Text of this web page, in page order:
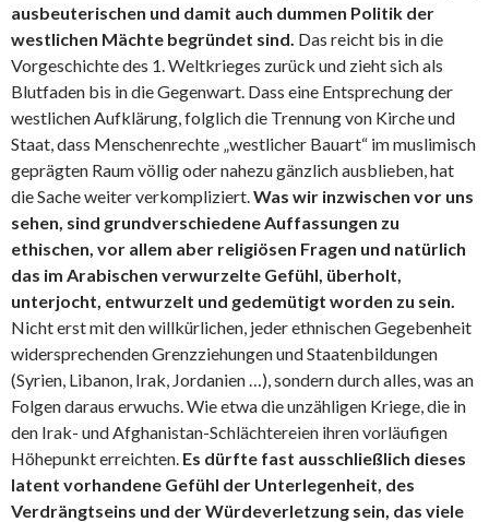
ausbeuterischen und damit auch dummen Politik der
westlichen Mächte begründet sind. Das reicht bis in die
Vorgeschichte des 1. Weltkrieges zurück und zieht sich als
Blutfaden bis in die Gegenwart. Dass eine Entsprechung der
westlichen Aufklärung, folglich die Trennung von Kirche und
Staat, dass Menschenrechte „westlicher Bauart“ im muslimisch
geprägten Raum völlig oder nahezu gänzlich ausblieben, hat
die Sache weiter verkompliziert.Was wir inzwischen vor uns
sehen, sind grundverschiedene Auffassungen zu
ethischen, vor allem aber religiösen Fragen und natürlich
das im Arabischen verwurzelte Gefühl, überholt,
unterjocht, entwurzelt und gedemütigt worden zu sein.
Nicht erst mit den willkürlichen, jeder ethnischen Gegebenheit
widersprechenden Grenzziehungen und Staatenbildungen
(Syrien, Libanon, Irak, Jordanien …), sondern durch alles, was an
Folgen daraus erwuchs. Wie etwa die unzähligen Kriege, die in
den Irak- und Afghanistan-Schlächtereien ihren vorläufigen
Höhepunkt erreichten. Es dürfte fast ausschließlich dieses
latent vorhandene Gefühl der Unterlegenheit, des
Verdrängtseins und der Würdeverletzung sein, das viele